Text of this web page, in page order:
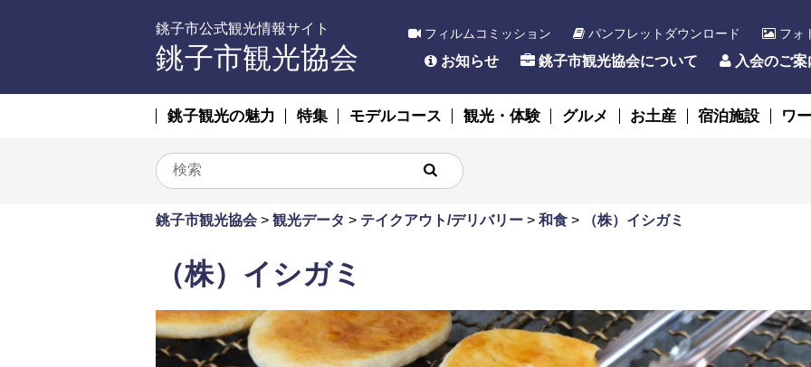
銚子市公式観光情報サイト
銚子市観光協会
フィルムコミッション パンフレットダウンロード フォ
お知らせ 銚子市観光協会について 入会のご案
銚子観光の魅力 特集 モデルコース 観光・体験 グルメ お土産 宿泊施設 ワ
銚子市観光協会 > 観光データ > テイクアウト/デリバリー > 和食 > （株）イシガミ
（株）イシガミ